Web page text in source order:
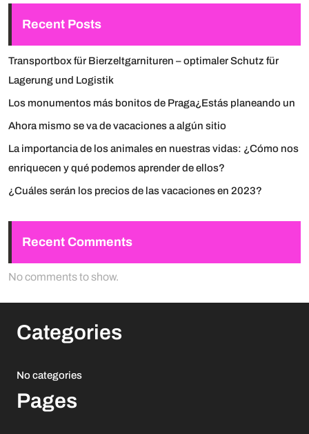
Recent Posts
Transportbox für Bierzeltgarnituren – optimaler Schutz für
Lagerung und Logistik
Los monumentos más bonitos de Praga¿Estás planeando un
Ahora mismo se va de vacaciones a algún sitio
La importancia de los animales en nuestras vidas: ¿Cómo nos
enriquecen y qué podemos aprender de ellos?
¿Cuáles serán los precios de las vacaciones en 2023?
Recent Comments
No comments to show.
Categories
No categories
Pages